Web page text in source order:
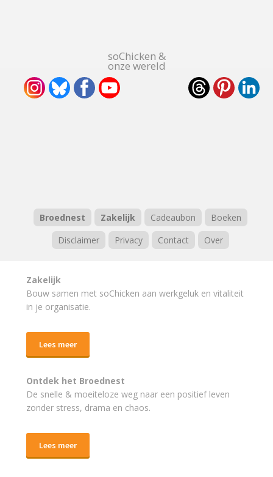
soChicken &
onze wereld
Broednest Zakelijk Cadeaubon
Boeken
Disclaimer
Privacy Contact Over
Zakelijk
Bouw samen met soChicken aan werkgeluk en vitaliteit
in je organisatie.
Lees meer
Ontdek het Broednest
De snelle & moeiteloze weg naar een positief leven
zonder stress, drama en chaos.
Lees meer